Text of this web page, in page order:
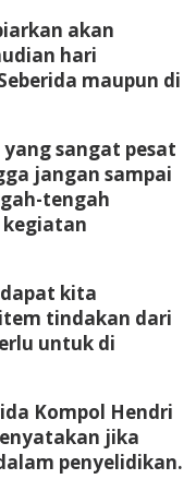
akan
hari
maupun di
sangat pesat
jangan sampai
tengah
kita
tindakan dari
untuk di
Kompol Hendri
jika
penyelidikan.